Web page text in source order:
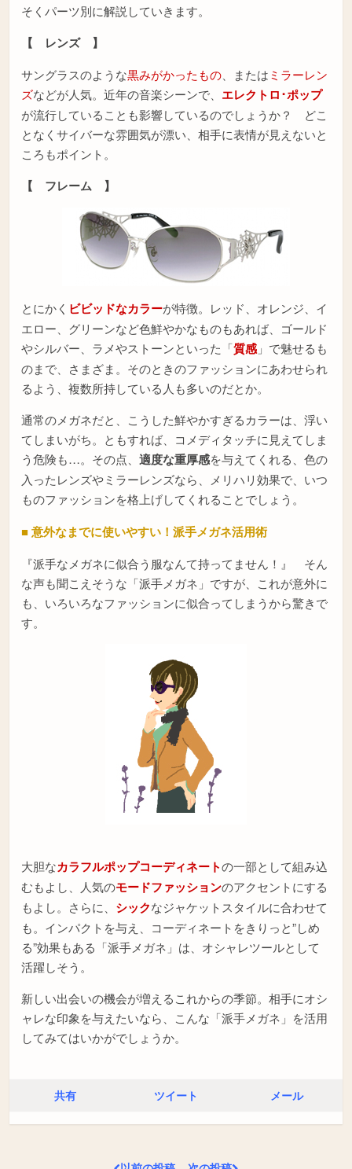
そくパーツ別に解説していきます。
【 レンズ 】
サングラスのような黒みがかったもの 、またはミラーレン
ズなどが人気。近年の音楽シーンで、 エレクトロ･ポップ
が流行していることも影響しているのでしょうか？ どこ
となくサイバーな雰囲気が漂い、相手に表情が見えないと
ころもポイント。
【 フレーム 】
とにかく ビビッドなカラーが特徴。レッド、オレンジ、イ
エロー、グリーンなど色鮮やかなものもあれば、ゴールド
やシルバー、ラメやストーンといった「質感」で魅せるも
のまで、さまざま。そのときのファッションにあわせられ
るよう、複数所持している人も多いのだとか。
通常のメガネだと、こうした鮮やかすぎるカラーは、浮い
てしまいがち。ともすれば、コメディタッチに見えてしま
う危険も…。その点、 適度な重厚感を与えてくれる、色の
入ったレンズやミラーレンズなら、メリハリ効果で、いつ
ものファッションを格上げしてくれることでしょう。
■ 意外なまでに使いやすい！派手メガネ活用術
『派手なメガネに似合う服なんて持ってません！』 そん
な声も聞こえそうな「派手メガネ」ですが、これが意外に
も、いろいろなファッションに似合ってしまうから驚きで
す。
大胆なカラフルポップコーディネートの一部として組み込
むもよし、人気のモードファッションのアクセントにする
もよし。さらに、 シックなジャケットスタイルに合わせて
も。インパクトを与え、コーディネートをきりっと”しめ
る”効果もある「派手メガネ」は、オシャレツールとして
活躍しそう。
新しい出会いの機会が増えるこれからの季節。相手にオシ
ャレな印象を与えたいなら、こんな「派手メガネ」を活用
してみてはいかがでしょうか。
共有 ツイート メール